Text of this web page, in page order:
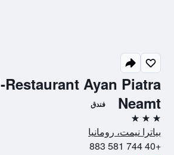
Restaurant Ayan Piatra
Neamt
فندق
3 نجوم
بياترا نيمت، رومانيا
+40 744 581 883